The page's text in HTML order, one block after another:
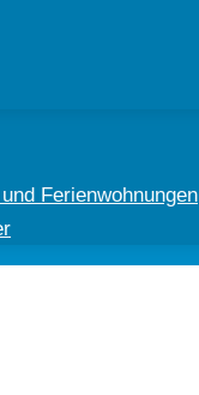
Ferienwohnungen